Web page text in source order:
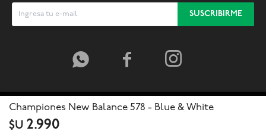
Championes New Balance 578 - Blue & White
$U 2.990
SUSCRIBIRME
  